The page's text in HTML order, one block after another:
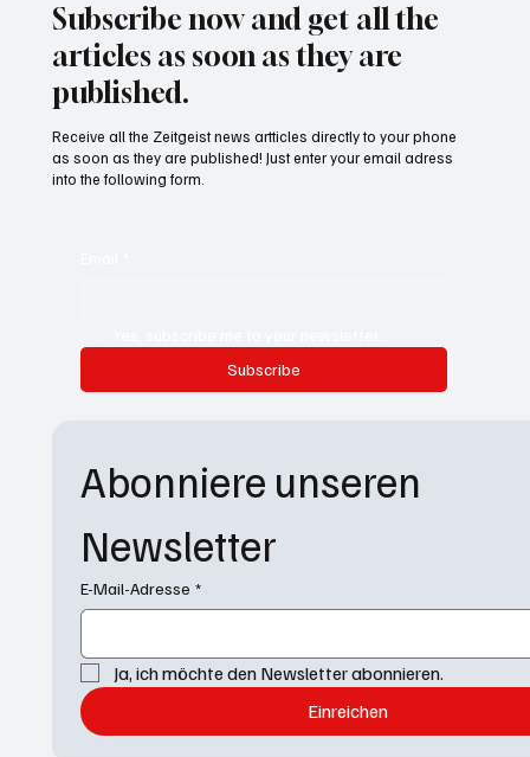
Subscribe now and get all the
articles as soon as they are
published.
Subscribe
Receive all the Zeitgeist news artticles directly to your phone
as soon as they are published! Just enter your email adress
into the following form.
Abonniere unseren
Newsletter
E-Mail-Adresse *
Ja, ich möchte den Newsletter abonnieren.
Einreichen